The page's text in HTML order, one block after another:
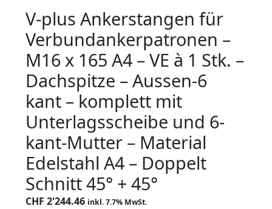
V-plus Ankerstangen für
Verbundankerpatronen –
M16 x 165 A4 – VE à 1 Stk. –
Dachspitze – Aussen-6
kant – komplett mit
Unterlagsscheibe und 6-
kant-Mutter – Material
Edelstahl A4 – Doppelt
Schnitt 45° + 45°
CHF 2'244.46 inkl. 7.7% MwSt.